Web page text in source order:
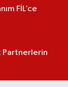
FİL’ce
Partnerlerin